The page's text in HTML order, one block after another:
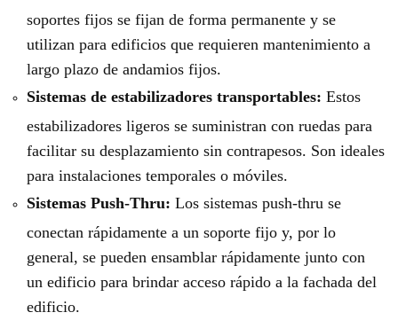
soportes fijos se fijan de forma permanente y se
utilizan para edificios que requieren mantenimiento a
largo plazo de andamios fijos.
Sistemas de estabilizadores transportables: Estos
estabilizadores ligeros se suministran con ruedas para
facilitar su desplazamiento sin contrapesos. Son ideales
para instalaciones temporales o móviles.
Sistemas Push-Thru: Los sistemas push-thru se
conectan rápidamente a un soporte fijo y, por lo
general, se pueden ensamblar rápidamente junto con
un edificio para brindar acceso rápido a la fachada del
edificio.